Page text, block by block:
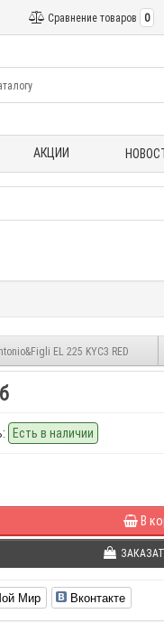
Сравнение товаров 0
АКЦИИ
EL 225 KYC3 RED
Есть в наличии
В
Мир Вконтакте